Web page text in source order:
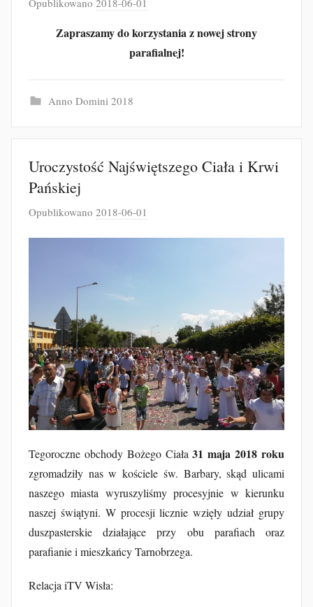
z
e
k
b
t
Zapraszamy do korzystania z nowej strony
parafialnej!
Anno Domini 2018
Uroczystość Najświętszego Ciała i Krwi
Pańskiej
Opublikowano 2018-06-01
k
u
b
F
u
r
a
Tegoroczne obchody Bożego Ciała31 maja 2018 roku
zgromadziły nas w kościele św. Barbary, skąd ulicami
naszego miasta wyruszyliśmy procesyjnie w kierunku
naszej świątyni. W procesji licznie wzięły udział grupy
duszpasterskie działające przy obu parafiach oraz
parafianie i mieszkańcy Tarnobrzega.
Relacja iTV Wisła: